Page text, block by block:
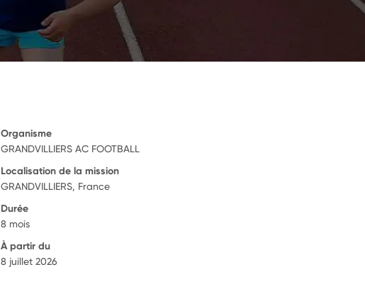
Organisme
GRANDVILLIERS AC FOOTBALL
Localisation de la mission
GRANDVILLIERS, France
Durée
8 mois
À partir du
8 juillet 2026